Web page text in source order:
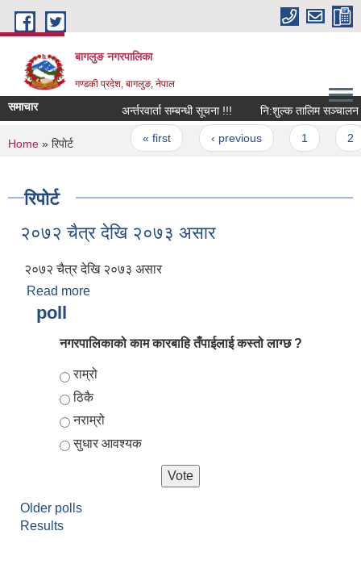
Skip to main content
बागलुङ नगरपालिका
गण्डकी प्रदेश, बागलुङ, नेपाल
समाचार अर्न्तरवार्ता सम्बन्धी सूचना !!! नि:शुल्क तालिम सञ्चालन
Pages
« first ‹ previous
You are here
Home » रिपोर्ट
रिपोर्ट
२०७२ चैत्र देखि २०७३ असार
२०७२ चैत्र देखि २०७३ असार
Read more
poll
नगरपालिकाको काम कारबाहि तँपाईलाई कस्तो लाग्छ ?
Choices
राम्रो
ठिकै
नराम्रो
सुधार आवश्यक
Older polls
Results